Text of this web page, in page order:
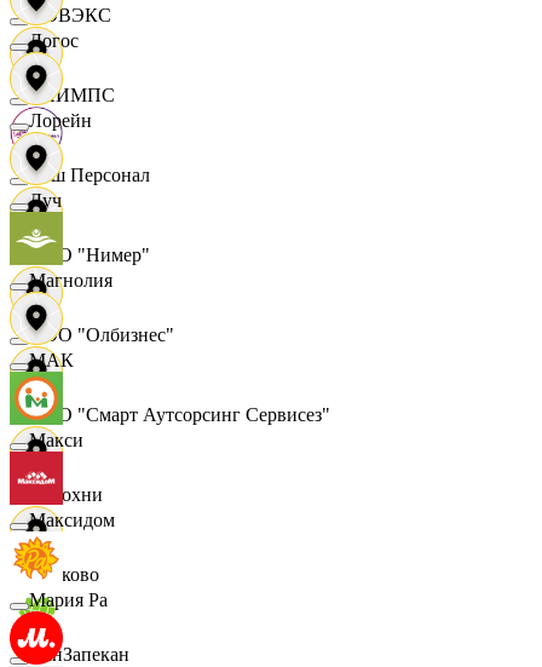
НОВЭКС
ОЛИМПС
Ваш Персонал
ООО "Нимер"
ООО "Олбизнес"
ООО "Смарт Аутсорсинг Сервисез"
Отдохни
Очаково
ПанЗапекан
Логос
Лорейн
Луч
Магнолия
МАК
Макси
Максидом
Мария Ра